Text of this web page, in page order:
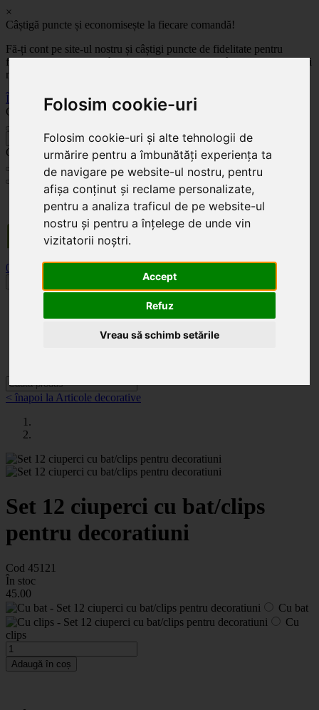
Folosim cookie-uri
Folosim cookie-uri și alte tehnologii de
urmărire pentru a îmbunătăți experiența ta
de navigare pe website-ul nostru, pentru
afișa conținut și reclame personalizate,
pentru a analiza traficul de pe website-ul
nostru și pentru a înțelege de unde vin
vizitatorii noștri.
Accept
Refuz
Vreau să schimb setările
×
Câștigă puncte și economisește la fiecare comandă!
Fă-ți cont pe site-ul nostru și câștigi puncte de fidelitate pentru
fiecare comandă! Cu cât comanzi mai mult, cu atât economisești mai
mult!
Înregistrează-te acum
Celoplast
Celoplast
Transportul este GRATUIT pentru comenzile mai mari de 350 Lei. Comanda minimă în
valoare de 100 Lei. Expediere în 1 - 2 zile lucrătoare.
0
Categorii
< înapoi la Articole decorative
Set 12 ciuperci cu bat/clips
pentru decoratiuni
Cod 45121
În stoc
45.00
Cu bat
Cu
clips
Adaugă în coș